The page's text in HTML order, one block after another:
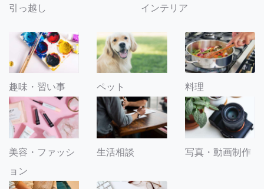
引っ越し インテリア
趣味・習い事 ペット 料理
美容・ファッシ
ョン
生活相談 写真・動画制作